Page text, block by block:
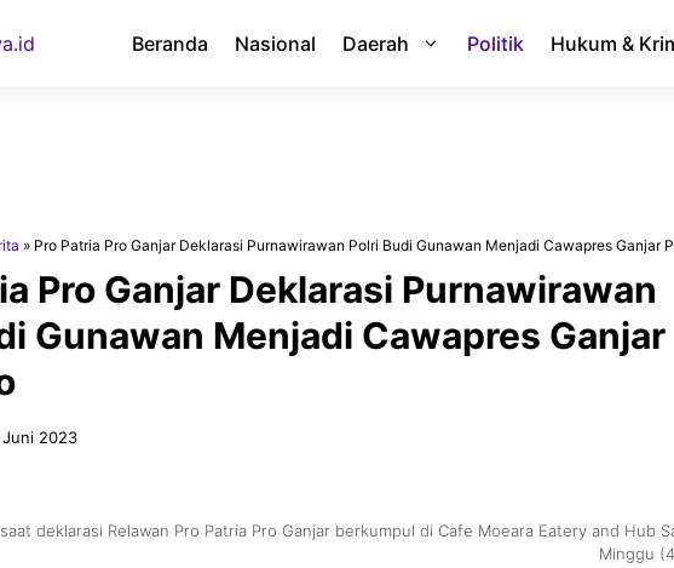
Beranda Nasional Daerah Politik Hukum &
» Pro Patria Pro Ganjar Deklarasi Purnawirawan Polri Budi Gunawan Menjadi Cawapres Ganjar
Pro Ganjar Deklarasi Purnawirawan
Gunawan Menjadi Cawapres Ganjar
2023
deklarasi Relawan Pro Patria Pro Ganjar berkumpul di Cafe Moeara Eatery and Hub
Minggu